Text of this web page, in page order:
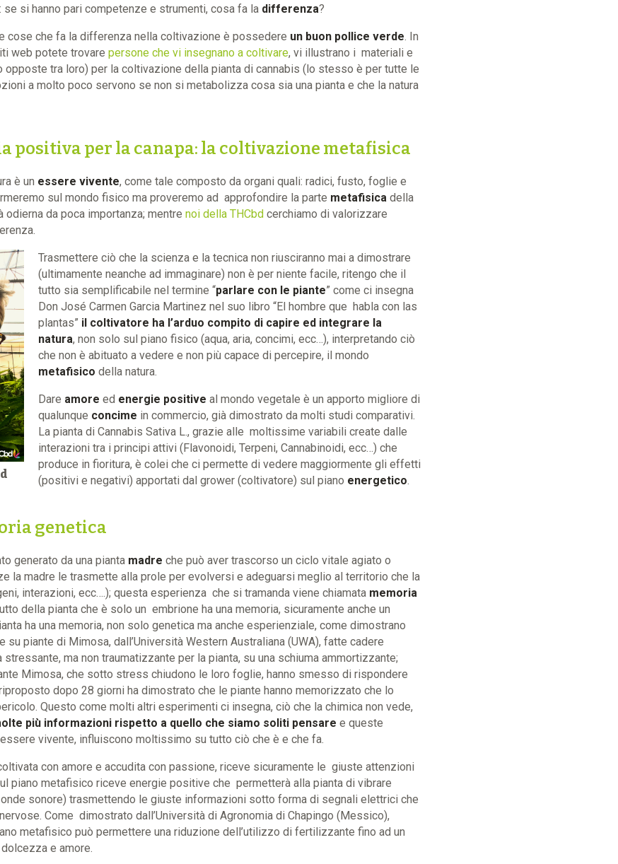
si hanno pari competenze e strumenti, cosa fa la differenza?
cose che fa la differenza nella coltivazione è possedere un buon pollice verde. In
web potete trovare persone che vi insegnano a coltivare, vi illustrano i materiali e
tra loro) per la coltivazione della pianta di cannabis (lo stesso è per tutte le
a molto poco servono se non si metabolizza cosa sia una pianta e che la natura
positiva per la canapa: la coltivazione metafisica
è un essere vivente, come tale composto da organi quali: radici, fusto, foglie e
sul mondo fisico ma proveremo ad approfondire la parte metafisicadella
da poca importanza; mentre noi della THCbdcerchiamo di valorizzare
Trasmettere ciò che la scienza e la tecnica non riusciranno mai a dimostrare
(ultimamente neanche ad immaginare) non è per niente facile, ritengo che il
tutto sia semplificabile nel termine “parlare con le piante” come ci insegna
Don José Carmen Garcia Martinez nel suo libro “El hombre que habla con las
plantas” il coltivatore ha l’arduo compito di capire ed integrare la
natura, non solo sul piano fisico (aqua, aria, concimi, ecc…), interpretando ciò
che non è abituato a vedere e non più capace di percepire, il mondo
metafisico della natura.
Dare amore ed energie positive al mondo vegetale è un apporto migliore di
qualunque concime in commercio, già dimostrato da molti studi comparativi.
La pianta di Cannabis Sativa L., grazie alle moltissime variabili create dalle
interazioni tra i principi attivi (Flavonoidi, Terpeni, Cannabinoidi, ecc…) che
produce in fioritura, è colei che ci permette di vedere maggiormente gli effetti
(positivi e negativi) apportati dal grower (coltivatore) sul piano energetico.
genetica
generato da una pianta madre che può aver trascorso un ciclo vitale agiato o
la madre le trasmette alla prole per evolversi e adeguarsi meglio al territorio che la
interazioni, ecc….); questa esperienza che si tramanda viene chiamata memoria
della pianta che è solo un embrione ha una memoria, sicuramente anche un
ha una memoria, non solo genetica ma anche esperienziale, come dimostrano
su piante di Mimosa, dall’Università Western Australiana (UWA), fatte cadere
ma non traumatizzante per la pianta, su una schiuma ammortizzante;
Mimosa, che sotto stress chiudono le loro foglie, hanno smesso di rispondere
dopo 28 giorni ha dimostrato che le piante hanno memorizzato che lo
Questo come molti altri esperimenti ci insegna, ciò che la chimica non vede,
più informazioni rispetto a quello che siamo soliti pensare e queste
vivente, influiscono moltissimo su tutto ciò che è e che fa.
con amore e accudita con passione, riceve sicuramente le giuste attenzioni
piano metafisico riceve energie positive che permetterà alla pianta di vibrare
sonore) trasmettendo le giuste informazioni sotto forma di segnali elettrici che
Come dimostrato dall’Università di Agronomia di Chapingo (Messico),
metafisico può permettere una riduzione dell’utilizzo di fertilizzante fino ad un
e amore.